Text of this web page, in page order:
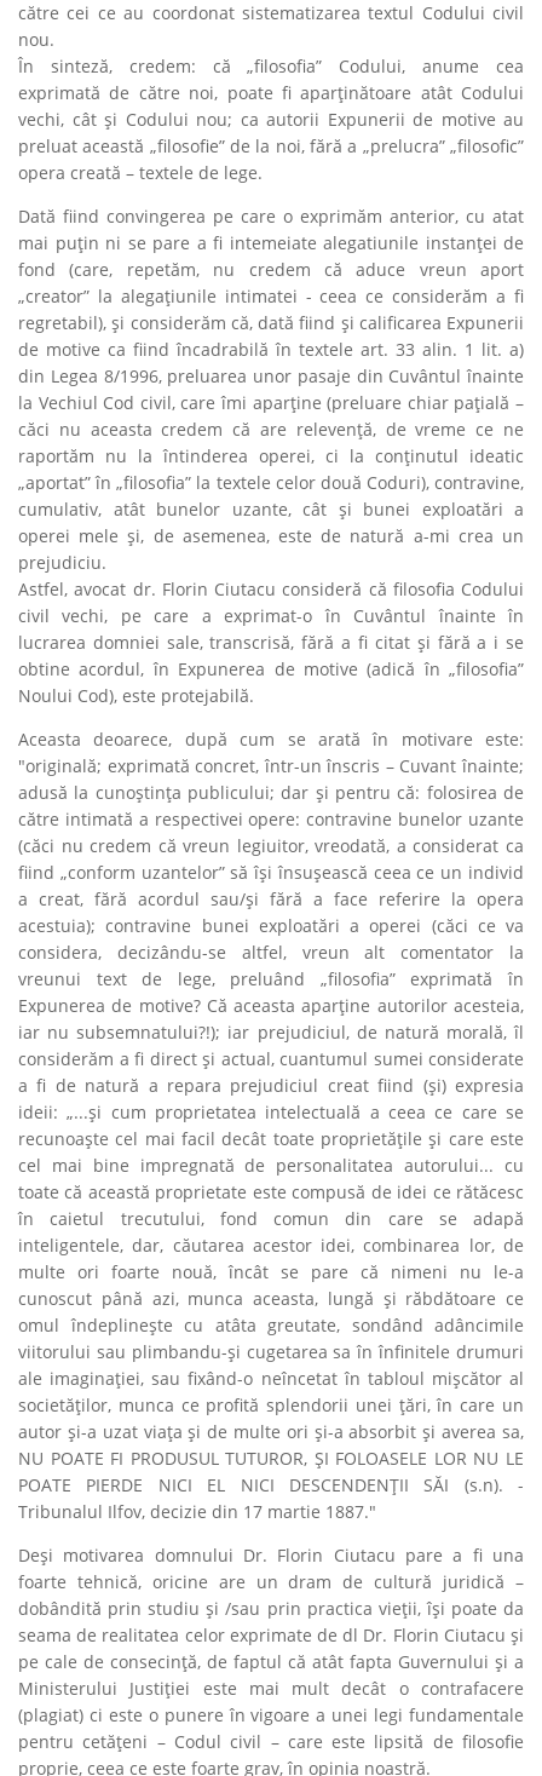
către cei ce au coordonat sistematizarea textul Codului civil
nou.
În sinteză, credem: că „filosofia” Codului, anume cea
exprimată de către noi, poate fi aparţinătoare atât Codului
vechi, cât şi Codului nou; ca autorii Expunerii de motive au
preluat această „filosofie” de la noi, fără a „prelucra” „filosofic”
opera creată – textele de lege.
Dată fiind convingerea pe care o exprimăm anterior, cu atat
mai puţin ni se pare a fi intemeiate alegatiunile instanţei de
fond (care, repetăm, nu credem că aduce vreun aport
„creator” la alegaţiunile intimatei - ceea ce considerăm a fi
regretabil), şi considerăm că, dată fiind şi calificarea Expunerii
de motive ca fiind încadrabilă în textele art. 33 alin. 1 lit. a)
din Legea 8/1996, preluarea unor pasaje din Cuvântul înainte
la Vechiul Cod civil, care îmi aparţine (preluare chiar paţială –
căci nu aceasta credem că are relevenţă, de vreme ce ne
raportăm nu la întinderea operei, ci la conţinutul ideatic
„aportat” în „filosofia” la textele celor două Coduri), contravine,
cumulativ, atât bunelor uzante, cât şi bunei exploatări a
operei mele şi, de asemenea, este de natură a-mi crea un
prejudiciu.
Astfel, avocat dr. Florin Ciutacu consideră că filosofia Codului
civil vechi, pe care a exprimat-o în Cuvântul înainte în
lucrarea domniei sale, transcrisă, fără a fi citat şi fără a i se
obtine acordul, în Expunerea de motive (adică în „filosofia”
Noului Cod), este protejabilă.
Aceasta deoarece, după cum se arată în motivare este:
"originală; exprimată concret, într-un înscris – Cuvant înainte;
adusă la cunoştinţa publicului; dar şi pentru că: folosirea de
către intimată a respectivei opere: contravine bunelor uzante
(căci nu credem că vreun legiuitor, vreodată, a considerat ca
fiind „conform uzantelor” să îşi însuşească ceea ce un individ
a creat, fără acordul sau/şi fără a face referire la opera
acestuia); contravine bunei exploatări a operei (căci ce va
considera, decizându-se altfel, vreun alt comentator la
vreunui text de lege, preluând „filosofia” exprimată în
Expunerea de motive? Că aceasta aparţine autorilor acesteia,
iar nu subsemnatului?!); iar prejudiciul, de natură morală, îl
considerăm a fi direct şi actual, cuantumul sumei considerate
a fi de natură a repara prejudiciul creat fiind (şi) expresia
ideii: „...şi cum proprietatea intelectuală a ceea ce care se
recunoaşte cel mai facil decât toate proprietăţile şi care este
cel mai bine impregnată de personalitatea autorului... cu
toate că această proprietate este compusă de idei ce rătăcesc
în caietul trecutului, fond comun din care se adapă
inteligentele, dar, căutarea acestor idei, combinarea lor, de
multe ori foarte nouă, încât se pare că nimeni nu le-a
cunoscut până azi, munca aceasta, lungă şi răbdătoare ce
omul îndeplineşte cu atâta greutate, sondând adâncimile
viitorului sau plimbandu-şi cugetarea sa în înfinitele drumuri
ale imaginaţiei, sau fixând-o neîncetat în tabloul mişcător al
societăţilor, munca ce profită splendorii unei ţări, în care un
autor şi-a uzat viaţa şi de multe ori şi-a absorbit şi averea sa,
NU POATE FI PRODUSUL TUTUROR, ŞI FOLOASELE LOR NU LE
POATE PIERDE NICI EL NICI DESCENDENŢII SĂI (s.n). -
Tribunalul Ilfov, decizie din 17 martie 1887."
Deşi motivarea domnului Dr. Florin Ciutacu pare a fi una
foarte tehnică, oricine are un dram de cultură juridică –
dobândită prin studiu şi /sau prin practica vieţii, îşi poate da
seama de realitatea celor exprimate de dl Dr. Florin Ciutacu şi
pe cale de consecinţă, de faptul că atât fapta Guvernului şi a
Ministerului Justiţiei este mai mult decât o contrafacere
(plagiat) ci este o punere în vigoare a unei legi fundamentale
pentru cetăţeni – Codul civil – care este lipsită de filosofie
proprie, ceea ce este foarte grav, în opinia noastră.